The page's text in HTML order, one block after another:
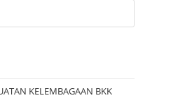
KELEMBAGAAN BKK